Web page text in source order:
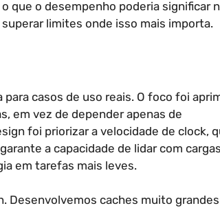
que o desempenho poderia significar
limites onde isso mais importa.
casos de uso reais. O foco foi
em vez de depender apenas de
foi priorizar a velocidade de clock,
a capacidade de lidar com
em tarefas mais leves.
Desenvolvemos caches muito grandes